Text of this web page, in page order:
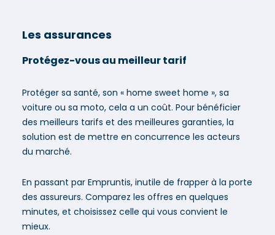
Les assurances
Protégez-vous au meilleur tarif
Protéger sa santé, son « home sweet home », sa
voiture ou sa moto, cela a un coût. Pour bénéficier
des meilleurs tarifs et des meilleures garanties, la
solution est de mettre en concurrence les acteurs
du marché.
En passant par Empruntis, inutile de frapper à la porte
des assureurs. Comparez les offres en quelques
minutes, et choisissez celle qui vous convient le
mieux.